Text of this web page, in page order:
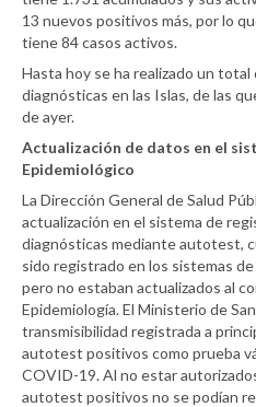
13 nuevos positivos más, por lo
tiene 84 casos activos.
Hasta hoy se ha realizado un
diagnósticas en las Islas, de las
de ayer.
Actualización de datos en el
Epidemiológico
La Dirección General de Salud
actualización en el sistema de
diagnósticas mediante autotest,
sido registrado en los sistemas
pero no estaban actualizados al
Epidemiología. El Ministerio de
transmisibilidad registrada a
autotest positivos como prueba
COVID-19. Al no estar
autotest positivos no se podían